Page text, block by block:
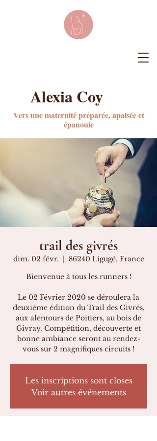
Vers une maternité préparée, apaisée et
épanouie
Alexia Coy
trail des givrés
dim. 02 févr.
  |
86240 Ligugé, France
Bienvenue à tous les runners !
Le 02 Février 2020 se déroulera la
deuxième édition du Trail des Givrés,
aux alentours de Poitiers, au bois de
Givray. Compétition, découverte et
bonne ambiance seront au rendez-
vous sur 2 magnifiques circuits !
Les inscriptions sont closes
Voir autres événements